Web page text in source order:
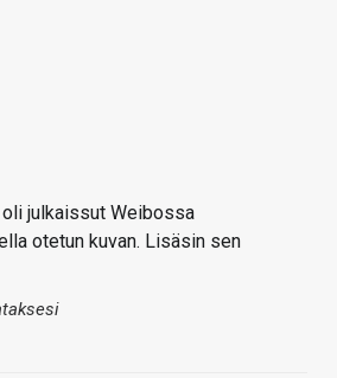
julkaissut Weibossa
otetun kuvan. Lisäsin sen